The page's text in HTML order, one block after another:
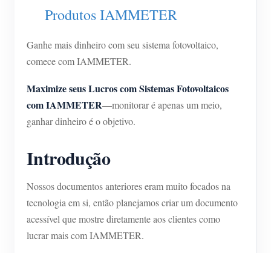
Ranking FV
Produtos IAMMETER
Ganhe mais dinheiro com seu sistema fotovoltaico,
comece com IAMMETER.
Maximize seus Lucros com Sistemas Fotovoltaicos
com IAMMETER—monitorar é apenas um meio,
ganhar dinheiro é o objetivo.
Introdução
Nossos documentos anteriores eram muito focados na
tecnologia em si, então planejamos criar um documento
acessível que mostre diretamente aos clientes como
lucrar mais com IAMMETER.